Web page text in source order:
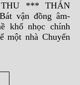
*** THÁN
vận đồng âm-
khổ nhọc chính
một nhà Chuyển